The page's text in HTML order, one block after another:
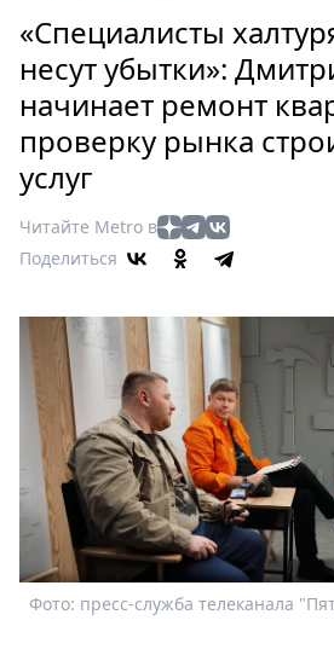
Россия
Мир
Здоровье
Еда
Туризм
Театр
Кино
Книги
Выставки
Пресс-
релизы
О
Metro
Стримы
Спецпроекты
Звезды
«Специалисты
несут убытки»:
начинает ремонт
проверку рынка
услуг
Читайте Metro в
Поделиться
Фото: пресс-служба телеканала